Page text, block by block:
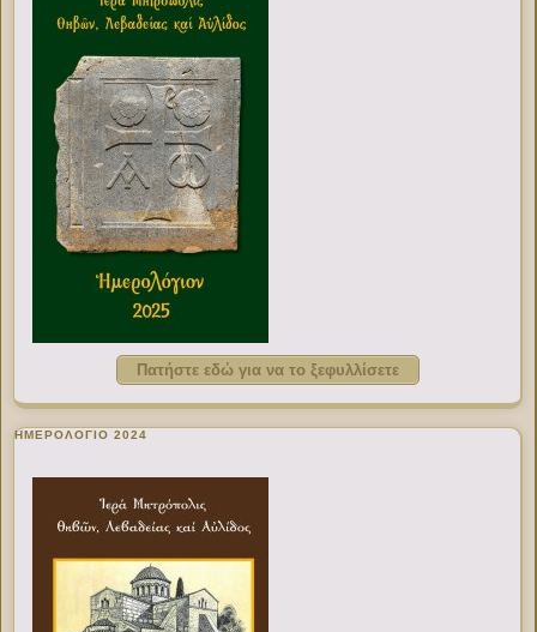
Πατήστε εδώ για να το ξεφυλλίσετε
ΗΜΕΡΟΛΟΓΙΟ 2024